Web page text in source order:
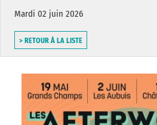
Mardi 02 juin 2026
> RETOUR À LA LISTE